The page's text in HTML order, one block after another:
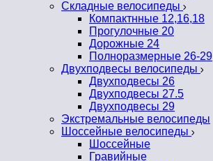
Складные велосипеды
Компактнные 12,16,18
Прогулочные 20
Дорожные 24
Полноразмерные 26-29
Двухподвесы велосипеды
Двухподвесы 26
Двухподвесы 27.5
Двухподвесы 29
Экстремальные велосипеды
Шоссейные велосипеды
Шоссейные
Гравийные